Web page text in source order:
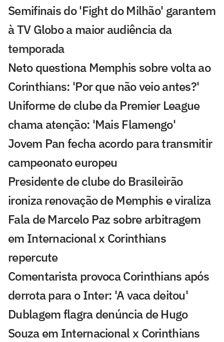
Semifinais do 'Fight do Milhão' garantem
à TV Globo a maior audiência da
temporada
Neto questiona Memphis sobre volta ao
Corinthians: 'Por que não veio antes?'
Uniforme de clube da Premier League
chama atenção: 'Mais Flamengo'
Jovem Pan fecha acordo para transmitir
campeonato europeu
Presidente de clube do Brasileirão
ironiza renovação de Memphis e viraliza
Fala de Marcelo Paz sobre arbitragem
em Internacional x Corinthians
repercute
Comentarista provoca Corinthians após
derrota para o Inter: 'A vaca deitou'
Dublagem flagra denúncia de Hugo
Souza em Internacional x Corinthians